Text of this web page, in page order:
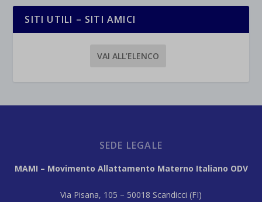
SITI UTILI – SITI AMICI
VAI ALL’ELENCO
SEDE LEGALE
MAMI – Movimento Allattamento Materno Italiano ODV
Via Pisana, 105 – 50018 Scandicci (FI)